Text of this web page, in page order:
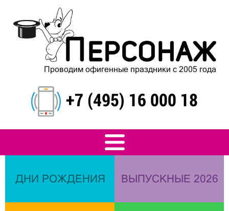
Проводим офигенные праздники с 2005 года
+7 (495) 16 000 18
ДНИ РОЖДЕНИЯ ВЫПУСКНЫЕ 2026